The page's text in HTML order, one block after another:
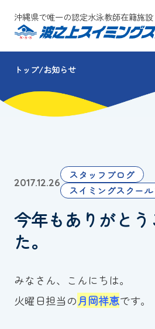
沖縄県で唯一の認定水泳教師在籍施設
スクールについて
コース・クラス紹介
団体会員募集
保護者の方へ
採用情報
お知らせ
トップ お知らせ
2017.12.26
スタッフブログ
スイミングスクー
今年もありがとう
た。
みなさん、こんにちは。
火曜日担当の月岡祥恵です。